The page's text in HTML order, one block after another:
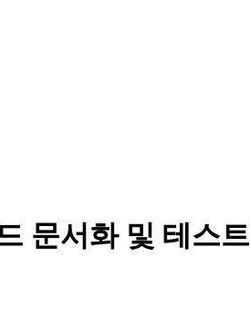
문서화 및 테스트